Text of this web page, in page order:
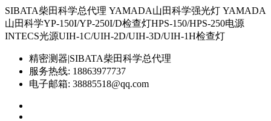
SIBATA柴田科学总代理 YAMADA山田科学强光灯 YAMADA
山田科学YP-150I/YP-250I/D检查灯HPS-150/HPS-250电源
INTECS光源UIH-1C/UIH-2D/UIH-3D/UIH-1H检查灯
精密测器|SIBATA柴田科学总代理
服务热线: 18863977737
电子邮箱: 38885518@qq.com